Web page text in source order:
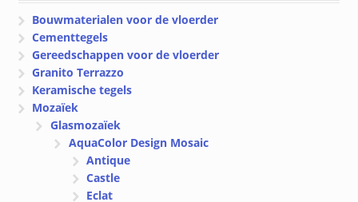
Bouwmaterialen voor de vloerder
Cementtegels
Gereedschappen voor de vloerder
Granito Terrazzo
Keramische tegels
Mozaïek
Glasmozaïek
AquaColor Design Mosaic
Antique
Castle
Eclat